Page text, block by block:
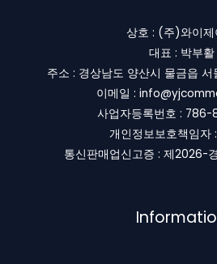
상호 : (주)와이제
대표 : 박부활
주소 : 경상남도 양산시 물금읍
이메일 :
사업자등록번호 :
개인정보보호책임자
통신판매업신고증 : 제2026-